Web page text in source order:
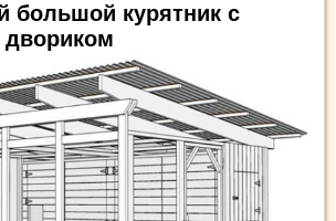
большой курятник с